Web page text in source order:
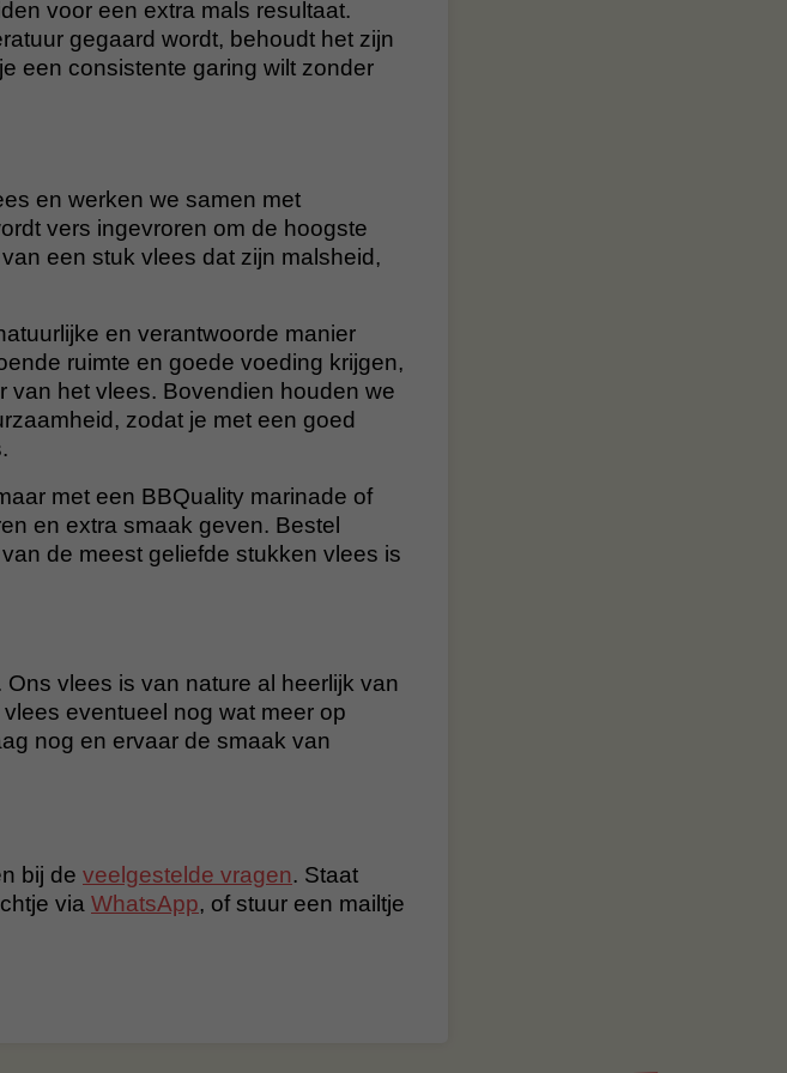
voor een extra mals resultaat.
gegaard wordt, behoudt het zijn
een consistente garing wilt zonder
en werken we samen met
vers ingevroren om de hoogste
een stuk vlees dat zijn malsheid,
en verantwoorde manier
ruimte en goede voeding krijgen,
van het vlees. Bovendien houden we
zodat je met een goed
met een BBQuality marinade of
en extra smaak geven. Bestel
de meest geliefde stukken vlees is
vlees is van nature al heerlijk van
eventueel nog wat meer op
nog en ervaar de smaak van
bij de veelgestelde vragen. Staat
via WhatsApp, of stuur een mailtje